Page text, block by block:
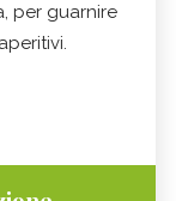
per guarnire